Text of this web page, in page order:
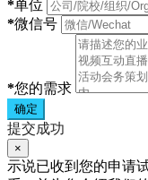
*单位
*微信号
*您的需求
确定
提交成功
×
示说已收到您的申请